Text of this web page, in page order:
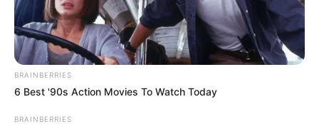
BRAINBERRIES
6 Best '90s Action Movies To Watch Today
BRAINBERRIES